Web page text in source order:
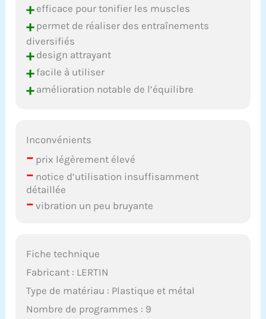
+efficace pour tonifier les muscles
+permet de réaliser des entraînements
diversifiés
+design attrayant
+facile à utiliser
+amélioration notable de l’équilibre
Inconvénients
– prix légèrement élevé
– notice d’utilisation insuffisamment
détaillée
– vibration un peu bruyante
Fiche technique
Fabricant : LERTIN
Type de matériau : Plastique et métal
Nombre de programmes : 9